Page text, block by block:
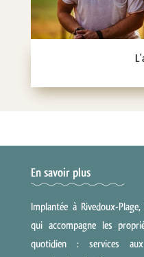
En savoir plus
Implantée à Rivedoux-
qui accompagne les
quotidien : services